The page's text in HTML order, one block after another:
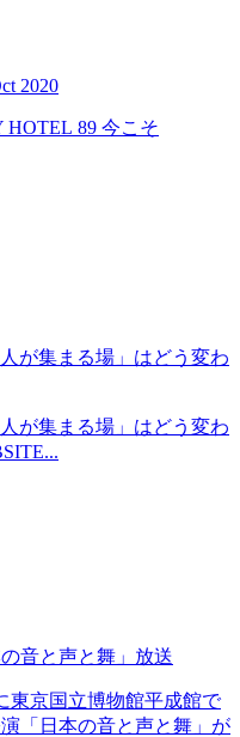
2020
89 今こそ
が集まる場」はどう変わ
が集まる場」はどう変わ
音と声と舞」放送
東京国立博物館平成館で
「日本の音と声と舞」が